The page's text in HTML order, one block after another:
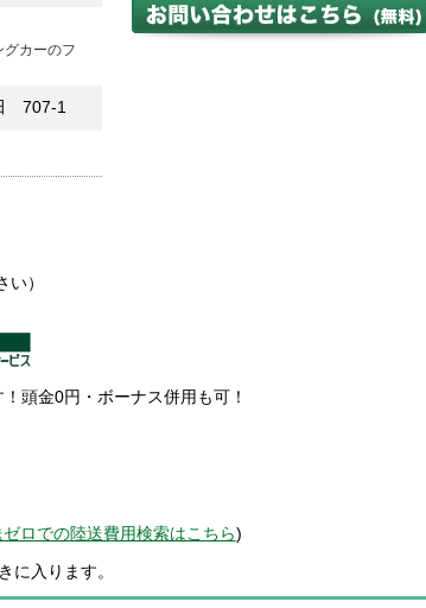
カーのフ
707-1
）
頭金0円・ボーナス併用も可！
ゼロでの陸送費用検索はこちら)
に入ります。